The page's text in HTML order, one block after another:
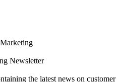
Newsletter
the latest news on